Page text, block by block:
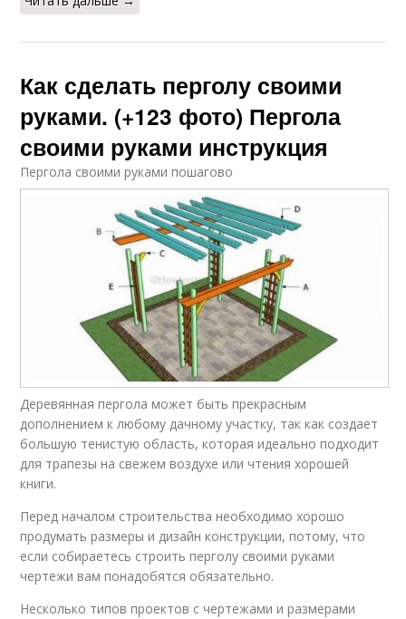
Как сделать перголу своими
руками. (+123 фото) Пергола
своими руками инструкция
Пергола своими руками пошагово
Деревянная пергола может быть прекрасным
дополнением к любому дачному участку, так как создает
большую тенистую область, которая идеально подходит
для трапезы на свежем воздухе или чтения хорошей
книги.
Перед началом строительства необходимо хорошо
продумать размеры и дизайн конструкции, потому, что
если собираетесь строить перголу своими руками
чертежи вам понадобятся обязательно.
Несколько типов проектов с чертежами и размерами